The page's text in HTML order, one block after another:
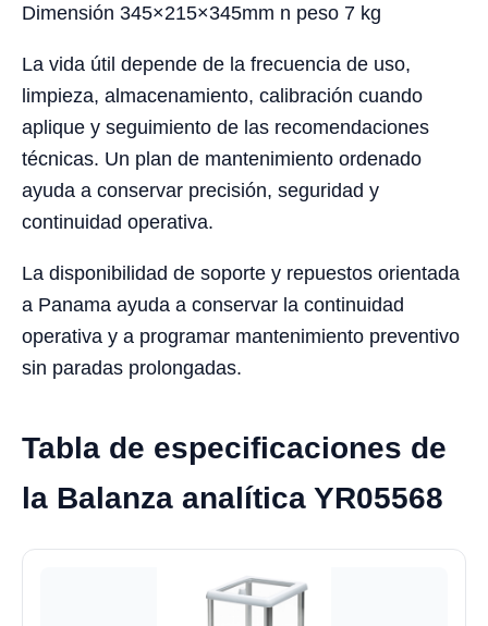
Dimensión 345×215×345mm n peso 7 kg
La vida útil depende de la frecuencia de uso,
limpieza, almacenamiento, calibración cuando
aplique y seguimiento de las recomendaciones
técnicas. Un plan de mantenimiento ordenado
ayuda a conservar precisión, seguridad y
continuidad operativa.
La disponibilidad de soporte y repuestos orientada
a Panama ayuda a conservar la continuidad
operativa y a programar mantenimiento preventivo
sin paradas prolongadas.
Tabla de especificaciones de
la Balanza analítica YR05568